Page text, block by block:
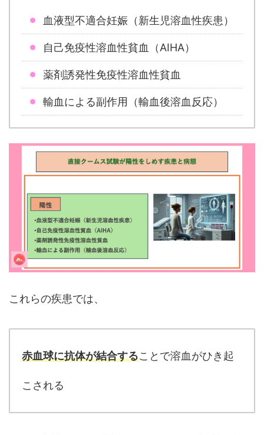
血液型不適合妊娠（新生児溶血性疾患）
自己免疫性溶血性貧血（AIHA）
薬剤誘発性免疫性溶血性貧血
輸血による副作用（輸血後溶血反応）
これらの疾患では、
赤血球に抗体が結合することで溶血がひき起
こされる